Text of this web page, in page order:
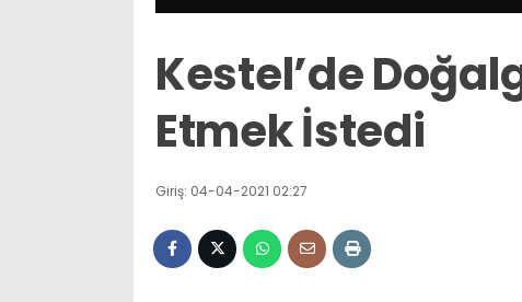
Kestel’de
Etmek İstedi
Giriş: 04-04-2021 02:27